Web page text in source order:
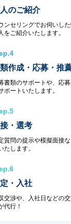
のご紹介
ンセリングでお伺いし
をご紹介いたします。
作成・応募・推
書類のサポートや、応
ポートいたします。
・選考
質問の提示や模擬面接
たします。
・入社
交渉や、入社日などの
代行！